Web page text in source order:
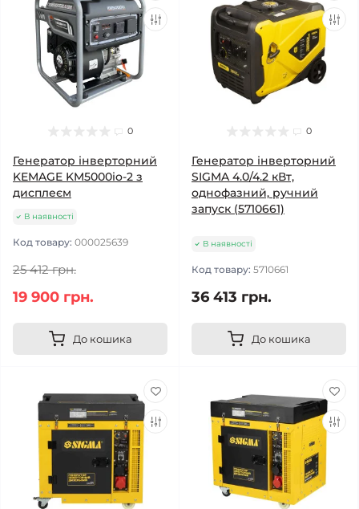
0
Генератор інверторний
KEMAGE KM5000io-2 з
дисплеєм
В наявності
Код товару: 000025639
25 412 грн.
19 900 грн.
До кошика
0
Генератор інверторний
SIGMA 4.0/4.2 кВт,
однофазний, ручний
запуск (5710661)
В наявності
Код товару: 5710661
36 413 грн.
До кошика